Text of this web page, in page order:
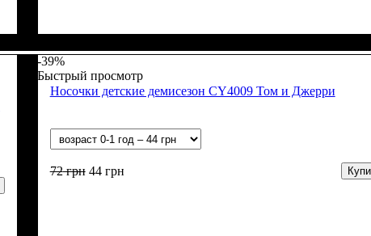
-39%
Быстрый просмотр
Носочки детские демисезон CY4009 Том и Джерри
72грн 44грн